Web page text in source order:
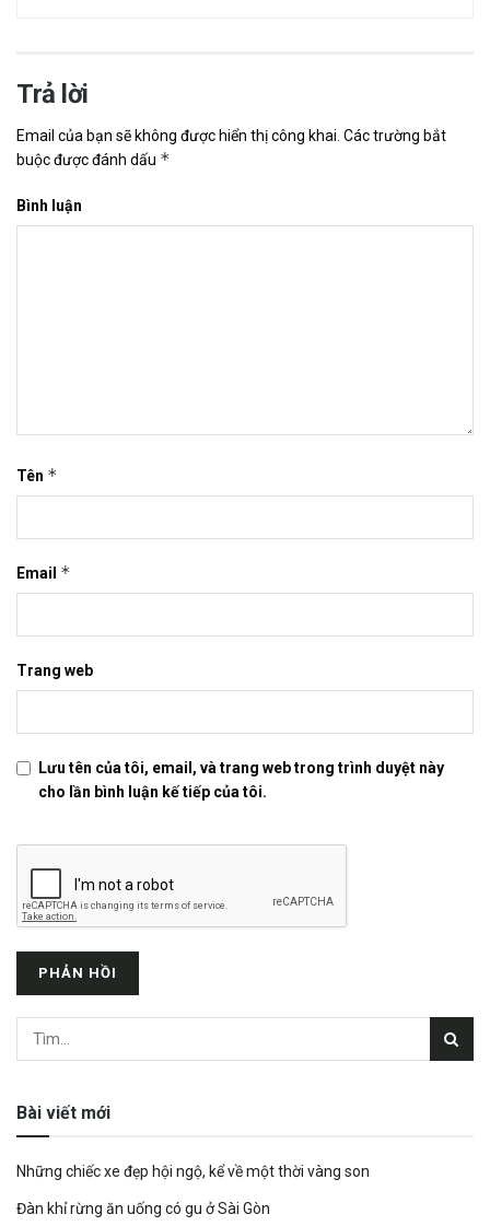
Trả lời
Email của bạn sẽ không được hiển thị công khai. Các trường bắt
buộc được đánh dấu *
Bình luận
Tên *
Email *
Trang web
Lưu tên của tôi, email, và trang web trong trình duyệt này
cho lần bình luận kế tiếp của tôi.
Bài viết mới
Những chiếc xe đẹp hội ngộ, kể về một thời vàng son
Đàn khỉ rừng ăn uống có gu ở Sài Gòn